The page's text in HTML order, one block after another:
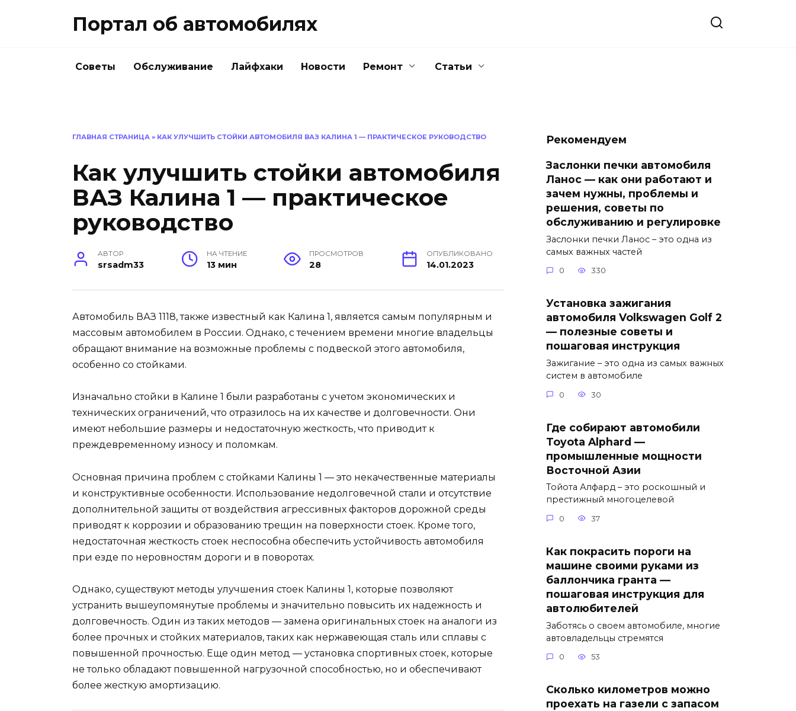
Портал об автомобилях
Советы Обслуживание Лайфхаки Новости Ремонт Статьи
ГЛАВНАЯ СТРАНИЦА » КАК УЛУЧШИТЬ СТОЙКИ АВТОМОБИЛЯ ВАЗ КАЛИНА 1 — ПРАКТИЧЕСКОЕ РУКОВОДСТВО
Как улучшить стойки автомобиля
ВАЗ Калина 1 — практическое
руководство
АВТОР
srsadm33
НА ЧТЕНИЕ
13 мин
ПРОСМОТРОВ
28
ОПУБЛИКОВАНО
14.01.2023
Автомобиль ВАЗ 1118, также известный как Калина 1, является самым популярным и
массовым автомобилем в России. Однако, с течением времени многие владельцы
обращают внимание на возможные проблемы с подвеской этого автомобиля,
особенно со стойками.
Изначально стойки в Калине 1 были разработаны с учетом экономических и
технических ограничений, что отразилось на их качестве и долговечности. Они
имеют небольшие размеры и недостаточную жесткость, что приводит к
преждевременному износу и поломкам.
Основная причина проблем с стойками Калины 1 — это некачественные материалы
и конструктивные особенности. Использование недолговечной стали и отсутствие
дополнительной защиты от воздействия агрессивных факторов дорожной среды
приводят к коррозии и образованию трещин на поверхности стоек. Кроме того,
недостаточная жесткость стоек неспособна обеспечить устойчивость автомобиля
при езде по неровностям дороги и в поворотах.
Однако, существуют методы улучшения стоек Калины 1, которые позволяют
устранить вышеупомянутые проблемы и значительно повысить их надежность и
долговечность. Один из таких методов — замена оригинальных стоек на аналоги из
более прочных и стойких материалов, таких как нержавеющая сталь или сплавы с
повышенной прочностью. Еще один метод — установка спортивных стоек, которые
не только обладают повышенной нагрузочной способностью, но и обеспечивают
более жесткую амортизацию.
Рекомендуем
Заслонки печки автомобиля
Ланос — как они работают и
зачем нужны, проблемы и
решения, советы по
обслуживанию и регулировке
Заслонки печки Ланос – это одна из
самых важных частей
0 330
Установка зажигания
автомобиля Volkswagen Golf 2
— полезные советы и
пошаговая инструкция
Зажигание – это одна из самых важных
систем в автомобиле
0 30
Где собирают автомобили
Toyota Alphard —
промышленные мощности
Восточной Азии
Тойота Алфард – это роскошный и
престижный многоцелевой
0 37
Как покрасить пороги на
машине своими руками из
баллончика гранта —
пошаговая инструкция для
автолюбителей
Заботясь о своем автомобиле, многие
автовладельцы стремятся
0 53
Сколько километров можно
проехать на газели с запасом